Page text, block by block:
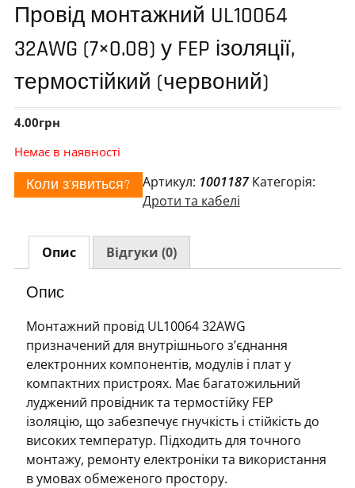
Провід монтажний UL10064
32AWG (7×0.08) у FEP ізоляції,
термостійкий (червоний)
4.00грн
Немає в наявності
Коли з'явиться? Артикул: 1001187 Категорія:
Дроти та кабелі
Опис Відгуки (0)
Опис
Монтажний провід UL10064 32AWG
призначений для внутрішнього з’єднання
електронних компонентів, модулів і плат у
компактних пристроях. Має багатожильний
луджений провідник та термостійку FEP
ізоляцію, що забезпечує гнучкість і стійкість до
високих температур. Підходить для точного
монтажу, ремонту електроніки та використання
в умовах обмеженого простору.